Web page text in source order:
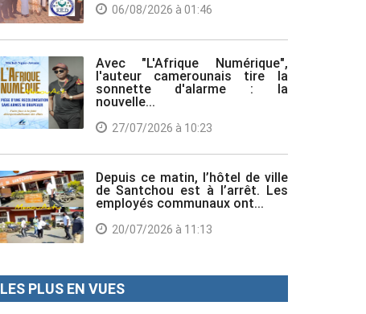
06/08/2026 à 01:46
Avec "L'Afrique Numérique",
l'auteur camerounais tire la
sonnette d'alarme : la
nouvelle...
27/07/2026 à 10:23
Depuis ce matin, l’hôtel de ville
de Santchou est à l’arrêt. Les
employés communaux ont...
20/07/2026 à 11:13
LES PLUS EN VUES